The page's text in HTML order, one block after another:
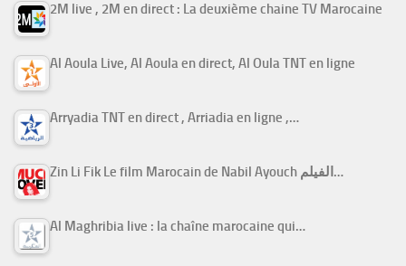
2M live , 2M en direct : La deuxième chaine TV Marocaine
Al Aoula Live, Al Aoula en direct, Al Oula TNT en ligne
Arryadia TNT en direct , Arriadia en ligne ,…
Zin Li Fik Le film Marocain de Nabil Ayouch الفيلم…
Al Maghribia live : la chaîne marocaine qui…